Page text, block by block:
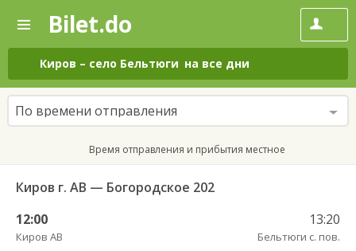
—
Поиск
и
покупка
билетов
на
автобус
онлайн
Bilet.do
Киров – село Бельтюги на все дни
По времени отправления
Время отправления и прибытия местное
Киров г. АВ — Богородское 202
12:00
Киров АВ
13:20
Бельтюги с. пов.